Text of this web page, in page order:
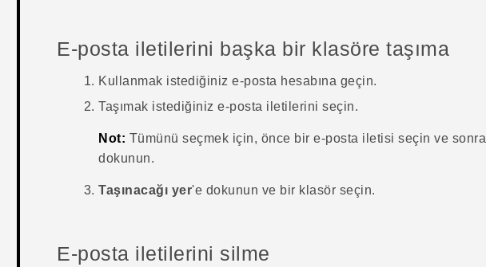
E-posta iletilerini başka bir klasöre taşıma
Kullanmak istediğiniz e-posta hesabına geçin.
Taşımak istediğiniz e-posta iletilerini seçin.
Not: Tümünü seçmek için, önce bir e-posta iletisi seçin ve sonra
dokunun.
Taşınacağı yer'e dokunun ve bir klasör seçin.
E-posta iletilerini silme